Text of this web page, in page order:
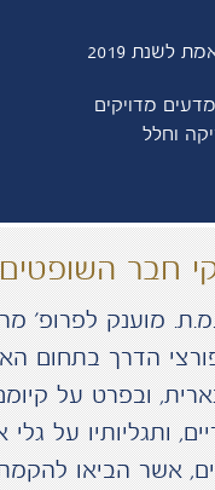
לשנת 2019
מדויקים
וחלל
חבר השופטים
מוענק לפרופ'
הדרך בתחום
ובפרט על
ותגליותיו על
אשר הביאו